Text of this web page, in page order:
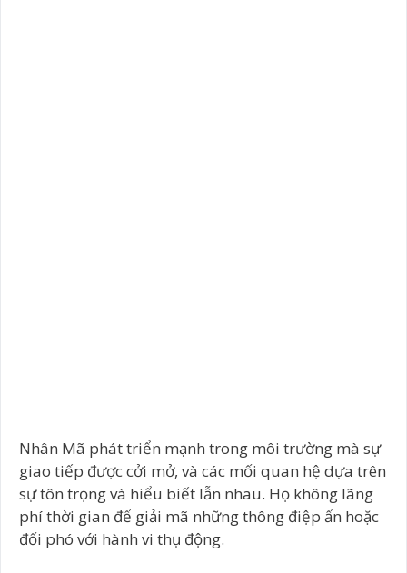
Nhân Mã phát triển mạnh trong môi trường mà sự
giao tiếp được cởi mở, và các mối quan hệ dựa trên
sự tôn trọng và hiểu biết lẫn nhau. Họ không lãng
phí thời gian để giải mã những thông điệp ẩn hoặc
đối phó với hành vi thụ động.